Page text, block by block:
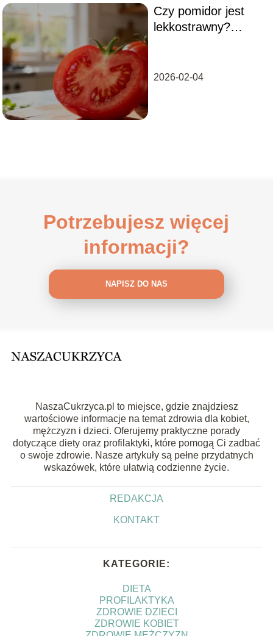
Czy pomidor jest
lekkostrawny?
2026-02-04
Potrzebujesz więcej
informacji?
NAPISZ DO NAS
NaszaCukrzyca.pl to miejsce, gdzie znajdziesz
wartościowe informacje na temat zdrowia dla kobiet,
mężczyzn i dzieci. Oferujemy praktyczne porady
dotyczące diety oraz profilaktyki, które pomogą Ci zadbać
o swoje zdrowie. Nasze artykuły są pełne przydatnych
wskazówek, które ułatwią codzienne życie.
REDAKCJA
KONTAKT
KATEGORIE:
DIETA
PROFILAKTYKA
ZDROWIE DZIECI
ZDROWIE KOBIET